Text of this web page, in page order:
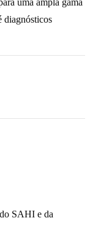
diagnósticos
SAHI e da